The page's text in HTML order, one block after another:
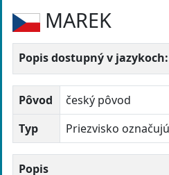
MAREK
Popis dostupný v jazykoch:
Pôvod
český pôvod
Typ
Priezvisko
Popis